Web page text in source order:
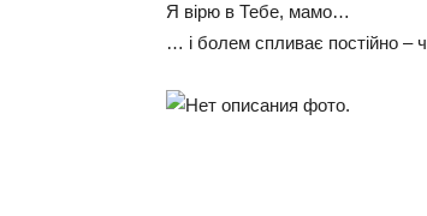
Я вірю в Тебе, мамо…
… і болем спливає постійно –